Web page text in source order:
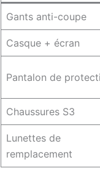
Gants anti-coupe
Casque + écran
Pantalon de
Chaussures S3
Lunettes de
remplacement